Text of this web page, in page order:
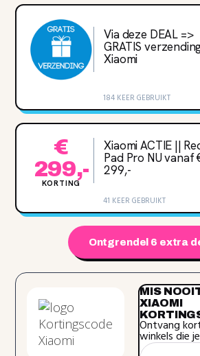
Via deze DEAL =>
GRATIS
Xiaomi
184 KEER GEBRUIKT
€
299,-
KORTING
Xiaomi ACTIE ||
Pad Pro NU vanaf
299,-
41 KEER GEBRUIKT
Ontgrendel 6 extra
MIS
XIAOMI
Ontvang
winkels die